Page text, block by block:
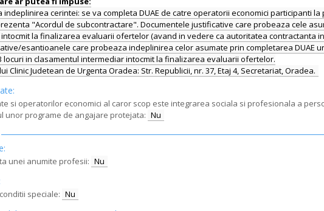
cerintei: se va completa DUAE de catre operatorii economici participanti
"Acordul de subcontractare". Documentele justificative care probeaza cele
la finalizarea evaluarii ofertelor (avand in vedere ca autoritatea contractanta
esantioanele care probeaza indeplinirea celor asumate prin completarea
in clasamentul intermediar intocmit la finalizarea evaluarii ofertelor.
si operatorilor economici al caror scop este integrarea sociala si profesionala a
unor programe de angajare protejata: Nu
unei anumite profesii: Nu
speciale: Nu